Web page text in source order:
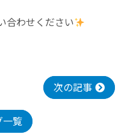
合わせください
次の記事
一覧